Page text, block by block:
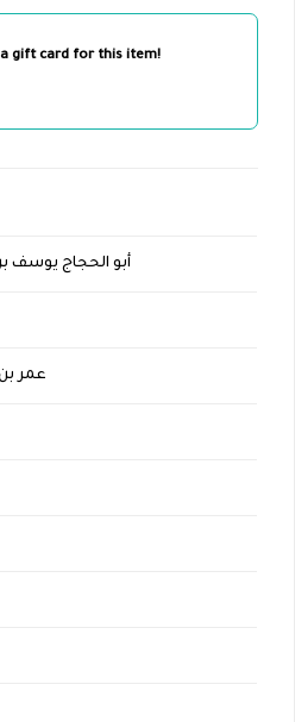
gift card for this item!
أبو الحجاج يوسف
عمر